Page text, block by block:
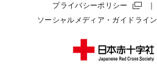
プライバシーポリシー
ソーシャルメディア・ガイドライン